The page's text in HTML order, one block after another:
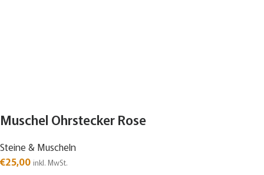
Muschel Ohrstecker Rose
Steine & Muscheln
€25,00 inkl. MwSt.